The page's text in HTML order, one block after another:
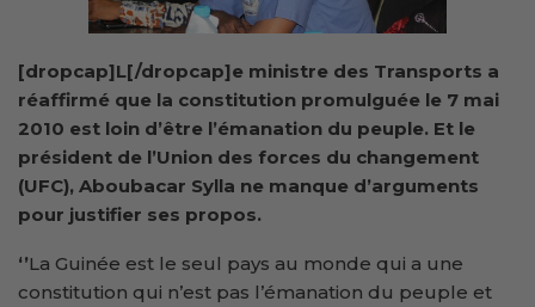
[dropcap]L[/dropcap]e ministre des Transports a
réaffirmé que la constitution promulguée le 7 mai
2010 est loin d’être l’émanation du peuple. Et le
président de l’Union des forces du changement
(UFC), Aboubacar Sylla ne manque d’arguments
pour justifier ses propos.
‘’La Guinée est le seul pays au monde qui a une
constitution qui n’est pas l’émanation du peuple et